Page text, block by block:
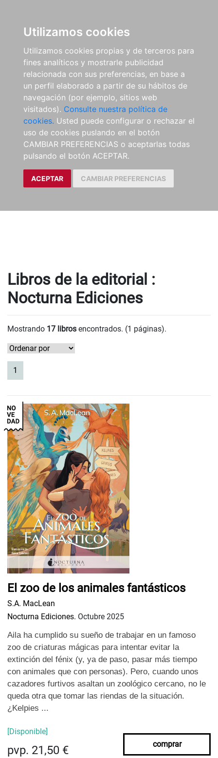
Utilizamos cookies
Utilizamos cookies propias y de terceros para
fines analíticos y mostrarle publicidad
relacionada con sus preferencias, en base a
un perfil elaborado a partir de su hábitos de
navegación (por ejemplo, sitios web
visitados). Consulte nuestra política de
cookies. Usted puede configurar o rechazar el
uso de cookies puslando en el botón
CAMBIAR PREFERENCIAS o aceptarlas todas
pulsando el botón ACEPTAR.
ACEPTAR CAMBIAR PREFERENCIAS
Libros de la editorial :
Nocturna Ediciones
Mostrando 17 libros encontrados. (1 páginas).
1
El zoo de los animales fantásticos
S.A. MacLean
Nocturna Ediciones. Octubre 2025
Aila ha cumplido su sueño de trabajar en un famoso
zoo de criaturas mágicas para intentar evitar la
extinción del fénix (y, ya de paso, pasar más tiempo
con animales que con personas). Pero, cuando unos
cazadores furtivos asaltan un zoológico cercano, no le
queda otra que tomar las riendas de la situación.
¿Kelpies ...
[Disponible]
pvp. 21,50 € comprar